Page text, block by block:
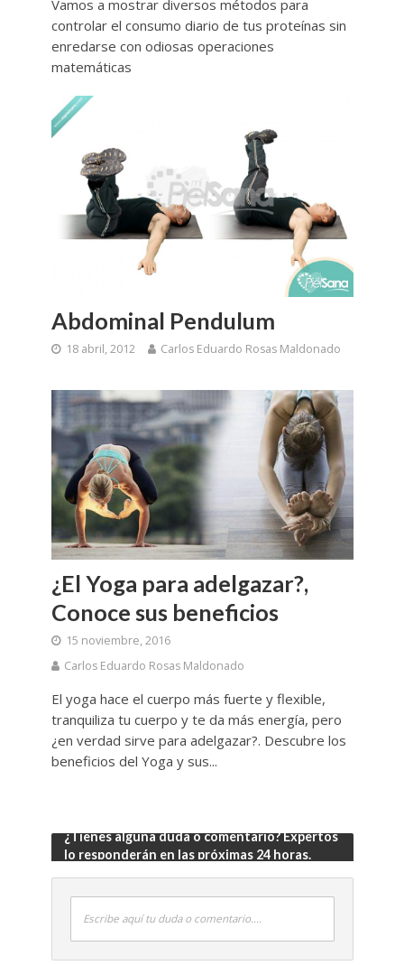
Vamos a mostrar diversos métodos para
controlar el consumo diario de tus proteínas sin
enredarse con odiosas operaciones
matemáticas
Abdominal Pendulum
18 abril, 2012 Carlos Eduardo Rosas Maldonado
¿El Yoga para adelgazar?,
Conoce sus beneficios
15 noviembre, 2016
Carlos Eduardo Rosas Maldonado
El yoga hace el cuerpo más fuerte y flexible,
tranquiliza tu cuerpo y te da más energía, pero
¿en verdad sirve para adelgazar?. Descubre los
beneficios del Yoga y sus...
¿Tienes alguna duda o comentario? Expertos
lo responderán en las próximas 24 horas.
Escribe aquí tu duda o comentario....